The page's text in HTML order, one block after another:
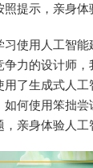
提示，亲身体
使用人工智
力的设计师
用了生成式人
何使用笨拙尝
亲身体验人工